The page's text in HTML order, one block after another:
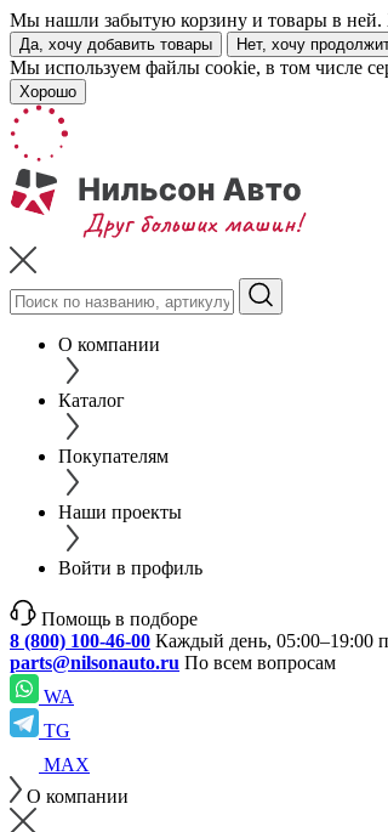
Мы нашли забытую корзину и товары в ней.
Да, хочу добавить товары Нет, хочу
Мы используем файлы cookie, в том числе
Хорошо
О компании
Каталог
Покупателям
Наши проекты
Войти в профиль
Помощь в подборе
8 (800) 100-46-00 Каждый день, 05:00–19:00
parts@nilsonauto.ru По всем вопросам
WA
TG
MAX
О компании